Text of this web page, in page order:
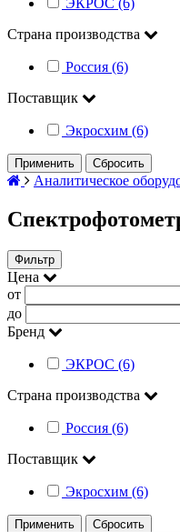
ЭКРОС (6)
Страна производства
Россия (6)
Поставщик
Экросхим (6)
Применить Сбросить
Аналитическое
Фильтр
Цена
от
до
Бренд
ЭКРОС (6)
Страна производства
Россия (6)
Поставщик
Экросхим (6)
Применить Сбросить